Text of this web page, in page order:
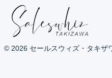
© 2026 セールスウィズ・タキザ